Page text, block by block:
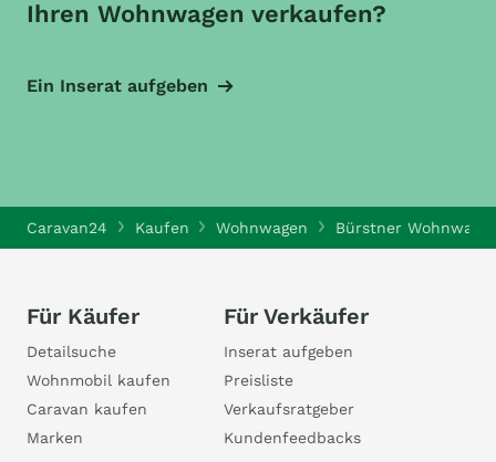
Ihren Wohnwagen verkaufen?
Ein Inserat aufgeben
Caravan24 Kaufen Wohnwagen Bürstner
Für Käufer
Detailsuche
Wohnmobil kaufen
Caravan kaufen
Marken
Für Verkäufer
Inserat aufgeben
Preisliste
Verkaufsratgeber
Kundenfeedbacks